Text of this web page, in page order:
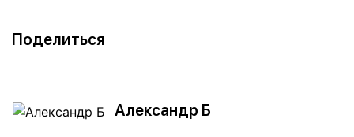
Поделиться
Александр Б